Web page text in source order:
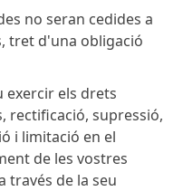
no seran cedides a
tret d'una obligació
exercir els drets
rectificació, supressió,
i limitació en el
de les vostres
través de la seu